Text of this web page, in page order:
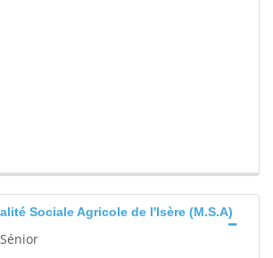
Sociale Agricole de l'Isère (M.S.A)